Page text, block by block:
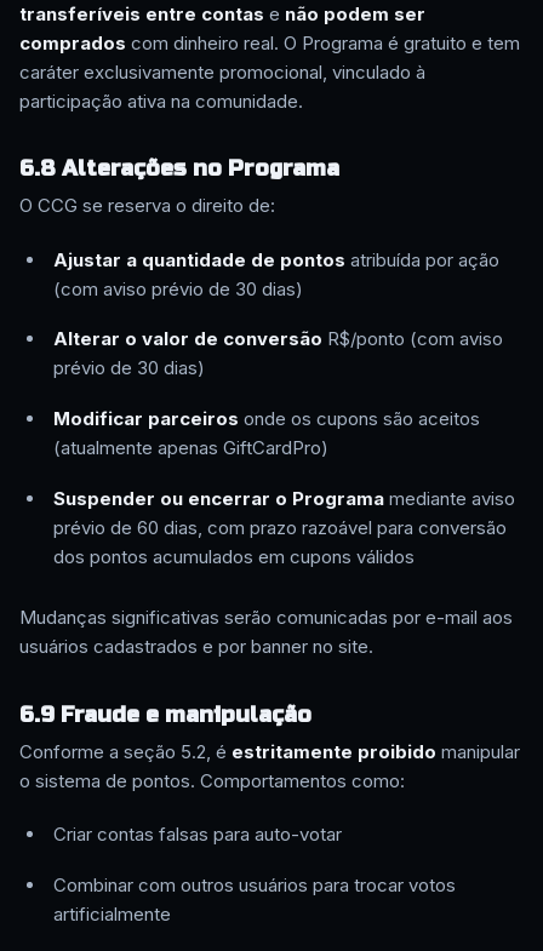
transferíveis entre contas e não podem ser
comprados com dinheiro real. O Programa é gratuito e tem
caráter exclusivamente promocional, vinculado à
participação ativa na comunidade.
6.8 Alterações no Programa
O CCG se reserva o direito de:
Ajustar a quantidade de pontos atribuída por ação
(com aviso prévio de 30 dias)
Alterar o valor de conversão R$/ponto (com aviso
prévio de 30 dias)
Modificar parceiros onde os cupons são aceitos
(atualmente apenas GiftCardPro)
Suspender ou encerrar o Programamediante aviso
prévio de 60 dias, com prazo razoável para conversão
dos pontos acumulados em cupons válidos
Mudanças significativas serão comunicadas por e-mail aos
usuários cadastrados e por banner no site.
6.9 Fraude e manipulação
Conforme a seção 5.2, é estritamente proibido manipular
o sistema de pontos. Comportamentos como:
Criar contas falsas para auto-votar
Combinar com outros usuários para trocar votos
artificialmente